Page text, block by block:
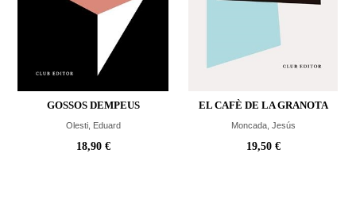
GOSSOS DEMPEUS
Olesti, Eduard
18,90 €
EL CAFÈ DE LA GRANOTA
Moncada, Jesús
19,50 €